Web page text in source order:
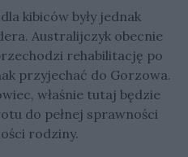
kibiców były jednak
Australijczyk obecnie
rehabilitację po
przyjechać do Gorzowa.
właśnie tutaj będzie
do pełnej sprawności
rodziny.